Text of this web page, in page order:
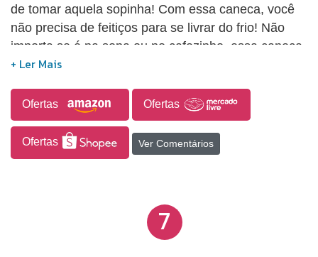
de tomar aquela sopinha! Com essa caneca, você
não precisa de feitiços para se livrar do frio! Não
importa se é na sopa ou no cafezinho, essa caneca
te acompanha em todas as suas aventuras! Feita
Ofertas Ofertas
Ofertas Ver Comentários
7